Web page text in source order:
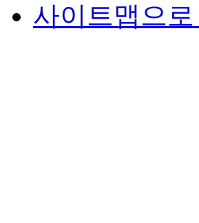
사이트맵으